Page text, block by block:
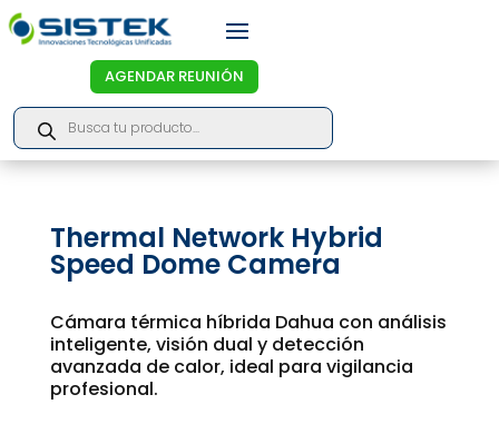
AGENDAR REUNIÓN
Products
search
Thermal Network Hybrid
Speed Dome Camera
Cámara térmica híbrida Dahua con análisis
inteligente, visión dual y detección
avanzada de calor, ideal para vigilancia
profesional.